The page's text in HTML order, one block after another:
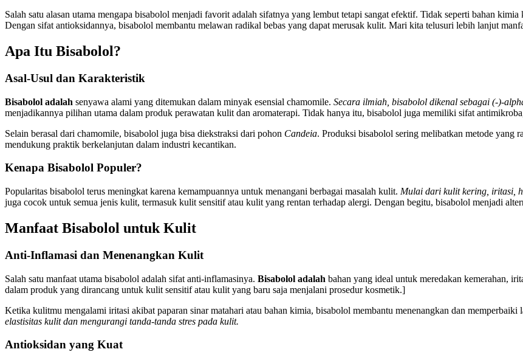
Salah satu alasan utama mengapa bisabolol menjadi favorit adalah sifatnya yang lembut tetapi sangat efektif. Tidak seperti bahan
Dengan sifat antioksidannya, bisabolol membantu melawan radikal bebas yang dapat merusak kulit. Mari kita telusuri lebih lanjut
Apa Itu Bisabolol?
Asal-Usul dan Karakteristik
Bisabolol adalah senyawa alami yang ditemukan dalam minyak esensial chamomile. Secara ilmiah, bisabolol dikenal sebagai (-)-
menjadikannya pilihan utama dalam produk perawatan kulit dan aromaterapi. Tidak hanya itu, bisabolol juga memiliki sifat
Selain berasal dari chamomile, bisabolol juga bisa diekstraksi dari pohon Candeia. Produksi bisabolol sering melibatkan metode yang
mendukung praktik berkelanjutan dalam industri kecantikan.
Kenapa Bisabolol Populer?
Popularitas bisabolol terus meningkat karena kemampuannya untuk menangani berbagai masalah kulit. Mulai dari kulit kering, iritasi,
juga cocok untuk semua jenis kulit, termasuk kulit sensitif atau kulit yang rentan terhadap alergi. Dengan begitu, bisabolol menjadi
Manfaat Bisabolol untuk Kulit
Anti-Inflamasi dan Menenangkan Kulit
Salah satu manfaat utama bisabolol adalah sifat anti-inflamasinya. Bisabolol adalah bahan yang ideal untuk meredakan kemerahan,
dalam produk yang dirancang untuk kulit sensitif atau kulit yang baru saja menjalani prosedur kosmetik.]
Ketika kulitmu mengalami iritasi akibat paparan sinar matahari atau bahan kimia, bisabolol membantu menenangkan dan memperbaiki
elastisitas kulit dan mengurangi tanda-tanda stres pada kulit.
Antioksidan yang Kuat